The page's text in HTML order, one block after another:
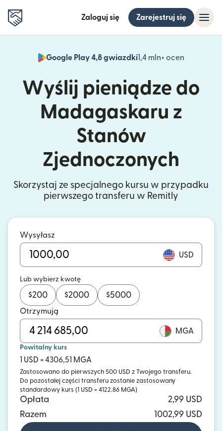
Zaloguj się Zarejestruj się
Google Play 4,8 gwiazdki1,4 mln+ ocen
(otwiera
Wyślij pieniądze do
Madagaskaru z
Stanów
Zjednoczonych
Skorzystaj ze specjalnego kursu w przypadku
pierwszego transferu w Remitly
Wysyłasz
USD
Lub wybierz kwotę
$200 $2000 $5000
Otrzymują
MGA
Powitalny kurs
1 USD = 4306,51 MGA
Zastosowano do pierwszych 500 USD z Twojego transferu.
Do pozostałej części transferu zostanie zastosowany
standardowy kurs (1 USD = 4122.86 MGA)
Opłata
2,99 USD
Razem
1002,99 USD